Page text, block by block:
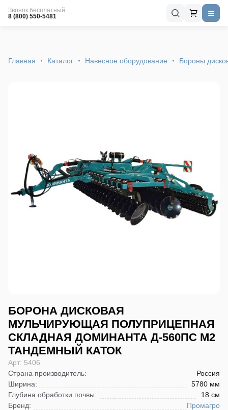
Звонок бесплатный
8 (800) 550-5481
Главная Каталог Навесное оборудование Бороны
БОРОНА ДИСКОВАЯ
МУЛЬЧИРУЮЩАЯ ПОЛУПРИЦЕПНАЯ
СКЛАДНАЯ ДОМИНАНТА Д-560ПС М2
ТАНДЕМНЫЙ КАТОК
Арт: 5406
Страна производитель:
Россия
Ширина:
5780 мм
Глубина обработки почвы:
18 см
Бренд:
Промагро